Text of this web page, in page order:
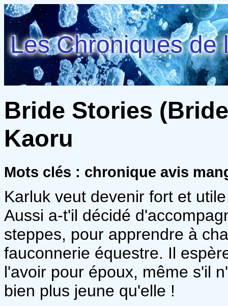
Les Chroniques de
Bride Stories
Kaoru
Mots clés : chronique avis
Karluk veut devenir fort et
Aussi a-t'il décidé
steppes, pour apprendre à
fauconnerie équestre. Il
l'avoir pour époux, même s'il
bien plus jeune qu'elle !